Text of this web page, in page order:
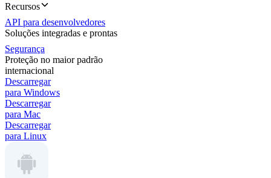
Recursos
API para desenvolvedores
Soluções integradas e prontas
Segurança
Proteção no maior padrão
internacional
Descarregar
para Windows
Descarregar
para Mac
Descarregar
para Linux